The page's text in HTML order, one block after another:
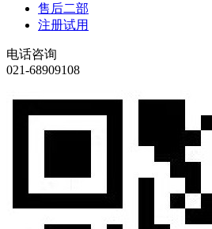
售后二部
注册试用
电话咨询
021-68909108